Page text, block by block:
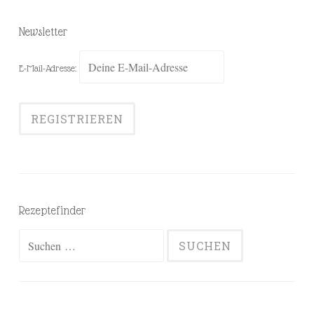
Newsletter
E-Mail-Adresse:
Rezeptefinder